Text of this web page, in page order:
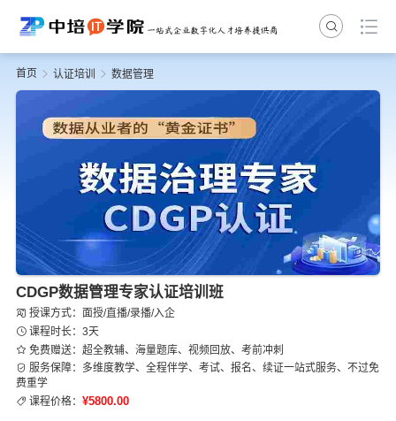
首页 认证培训 数据管理
CDGP数据管理专家认证培训班
授课方式：面授/直播/录播/入企
课程时长：3天
免费赠送：超全教辅、海量题库、视频回放、考前冲刺
服务保障：多维度教学、全程伴学、考试、报名、续证一站式服务、不过免
费重学
课程价格： ¥5800.00